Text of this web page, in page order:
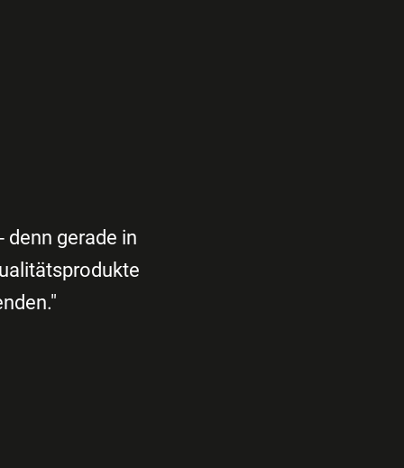
gerade in